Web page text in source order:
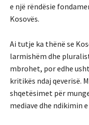
e një rëndësie
Kosovës.
Ai tutje ka thënë se
larmishëm dhe
mbrohet, por edhe
kritikës ndaj qeverisë.
shqetësimet për
mediave dhe ndikimin